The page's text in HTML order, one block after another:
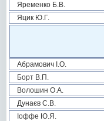
Яременко Б.В.
Яцик Ю.Г.
Абрамович І.О.
Борт В.П.
Волошин О.А.
Дунаєв С.В.
Іоффе Ю.Я.